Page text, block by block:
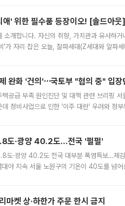
' 위한 필수품 등장이오! [솔드아웃]
소개합니다. 자신의 취향, 가치관과 유사하
자리 잡은 오늘, 잘파세대(Z세대와 알파
완화 '건의'⋯국토부 "협의 중" 입
공급 부족 원인진단 및 대책 관련 브리핑 서
정비사업으로 인한 '이주 대란' 우려와 정
도·광양 40.2도…전국 '펄펄'
도·광양 40.2도 전국 대부분 폭염특보…체
대야 지속 서울 노원구의 기온이 40도를 넘
마켓 상·하한가 주문 한시 금지